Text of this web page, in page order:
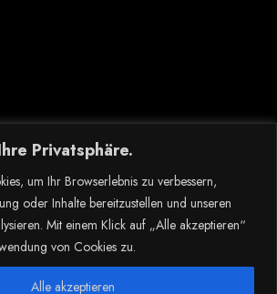
Privatsphäre.
um Ihr Browserlebnis zu verbessern,
oder Inhalte bereitzustellen und unseren
Mit einem Klick auf „Alle akzeptieren“
von Cookies zu.
Alle akzeptieren
© 2023 Tlyard de. all rights reserved.
) Nederlands( Hollanti